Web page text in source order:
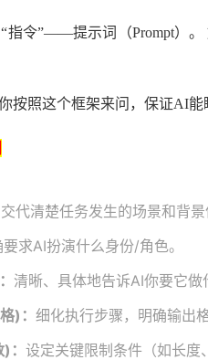
指令”——提示词（Prompt）
按照这个框架来问，保证AI能
交代清楚任务发生的场景和背景
求AI扮演什么身份/角色。
清晰、具体地告诉AI你要它做
)： 细化执行步骤，明确输出
设定关键限制条件（如长度